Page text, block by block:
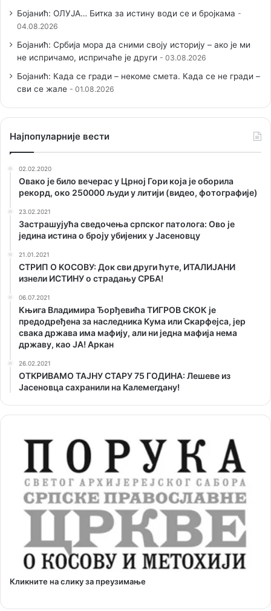
Бојанић: ОЛУЈА… Битка за истину води се и бројкама
04.08.2026
Бојанић: Србија мора да сними своју историју – ако је ми
не испричамо, испричаће је други
03.08.2026
Бојанић: Када се гради – некоме смета. Када се не гради –
сви се жале
01.08.2026
Наjпопуларније вести
02.02.2020
Овако је било вечерас у Црној Гори која је оборила
рекорд, око 250000 људи у литији (видео, фотографије)
23.02.2021
Застрашујућа сведочења српског патолога: Ово је
једина истина о броју убијених у Јасеновцу
21.01.2021
СТРИП О KОСОВУ: Док сви други ћуте, ИТАЛИЈАНИ
изнели ИСТИНУ о страдању СРБА!
06.07.2021
Књига Владимира Ђорђевића ТИГРОВ СКОК је
предодређена за наследника Кума или Скарфејса, јер
свака држава има мафију, али ни једна мафија нема
државу, као ЈА! Аркан
26.02.2021
ОТKРИВАМО ТАЈНУ СТАРУ 75 ГОДИНА: Лешеве из
Јасеновца сахранили на Kалемегдану!
Кликните на слику за преузимање